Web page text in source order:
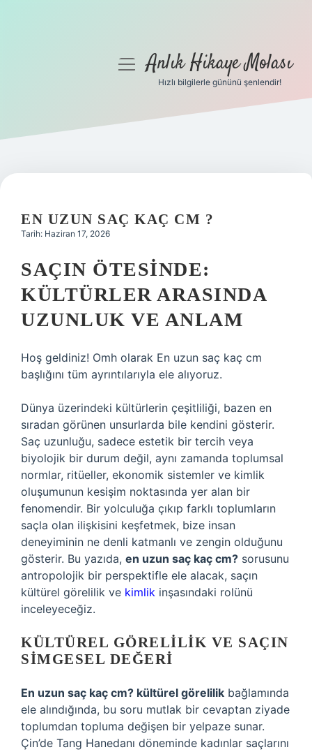
Gizlilik Politikası
Yasal Uyarı
menüyüAnlık Hikaye Molası
Hızlı bilgilerle gününü şenlendir!
EN UZUN SAÇ KAÇ CM ?
Tarih: Haziran 17, 2026
SAÇIN ÖTESINDE:
KÜLTÜRLER ARASINDA
UZUNLUK VE ANLAM
Hoş geldiniz! Omh olarak En uzun saç kaç cm
başlığını tüm ayrıntılarıyla ele alıyoruz.
Dünya üzerindeki kültürlerin çeşitliliği, bazen en
sıradan görünen unsurlarda bile kendini gösterir.
Saç uzunluğu, sadece estetik bir tercih veya
biyolojik bir durum değil, aynı zamanda toplumsal
normlar, ritüeller, ekonomik sistemler ve kimlik
oluşumunun kesişim noktasında yer alan bir
fenomendir. Bir yolculuğa çıkıp farklı toplumların
saçla olan ilişkisini keşfetmek, bize insan
deneyiminin ne denli katmanlı ve zengin olduğunu
gösterir. Bu yazıda, en uzun saç kaç cm? sorusunu
antropolojik bir perspektifle ele alacak, saçın
kültürel görelilik ve kimlik inşasındaki rolünü
inceleyeceğiz.
KÜLTÜREL GÖRELILIK VE SAÇIN
SIMGESEL DEĞERI
En uzun saç kaç cm? kültürel görelilik bağlamında
ele alındığında, bu soru mutlak bir cevaptan ziyade
toplumdan topluma değişen bir yelpaze sunar.
Çin’de Tang Hanedanı döneminde kadınlar saçlarını